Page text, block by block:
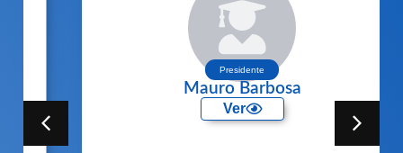
Presidente
Mauro Barbosa